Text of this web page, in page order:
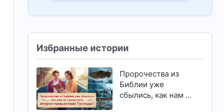
Избранные истории
Пророчества из
Библии уже
сбылись, как нам не